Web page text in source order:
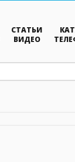
СТАТЬИ
ВИДЕО